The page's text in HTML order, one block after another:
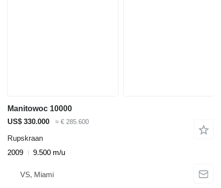
Manitowoc 10000
US$ 330.000
≈ € 285.600
Rupskraan
2009
9.500 m/u
VS, Miami